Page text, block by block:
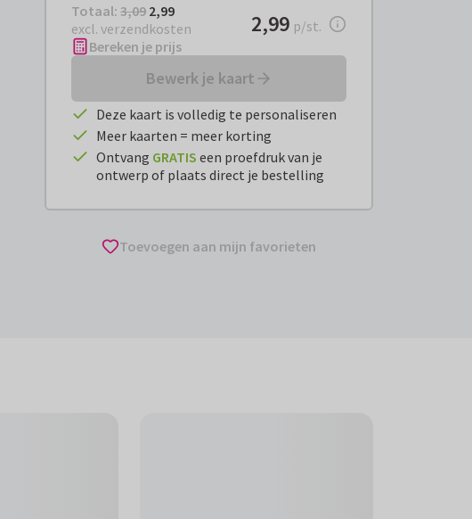
Totaal: € 2,99
Totaal: 3,09 2,99
excl. verzendkosten
€ 2,99per stuk
2,99 p/st.
Bereken je prijs
Bewerk je kaart
Deze kaart is volledig te personaliseren
Meer kaarten = meer korting
Ontvang GRATIS een proefdruk van je
ontwerp of plaats direct je bestelling
Toevoegen aan mijn favorieten